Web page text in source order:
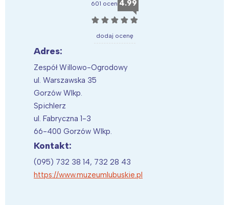
601 ocen 4.99
☆ ☆ ☆ ☆ ☆
dodaj ocenę
Adres:
Zespół Willowo-Ogrodowy
ul. Warszawska 35
Gorzów Wlkp.
Spichlerz
ul. Fabryczna 1-3
66-400 Gorzów Wlkp.
Kontakt:
(095) 732 38 14, 732 28 43
https://www.muzeumlubuskie.pl